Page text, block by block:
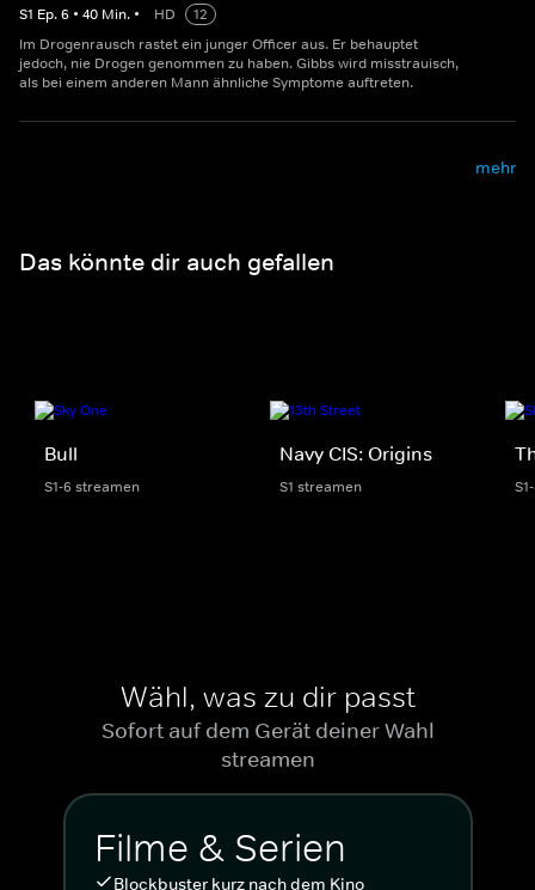
S1 Ep.6 • 40 Min. • HD
12
Im Drogenrausch rastet ein junger Officer aus. Er behauptet
jedoch, nie Drogen genommen zu haben. Gibbs wird misstrauisch,
als bei einem anderen Mann ähnliche Symptome auftreten.
mehr
Das könnte dir auch gefallen
Bull
S1-6 streamen
Navy CIS: Origins
S1 streamen
Wähl, was zu dir passt
Sofort auf dem Gerät deiner Wahl
streamen
Filme & Serien
Blockbuster kurz nach dem Kino